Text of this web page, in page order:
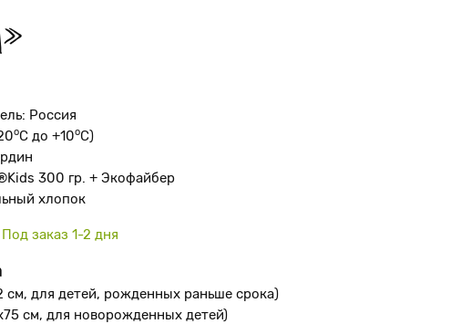
Россия
оС до +10oС)
300 гр. + Экофайбер
хлопок
Под заказ 1-2 дня
см, для детей, рожденных раньше срока)
см, для новорожденных детей)